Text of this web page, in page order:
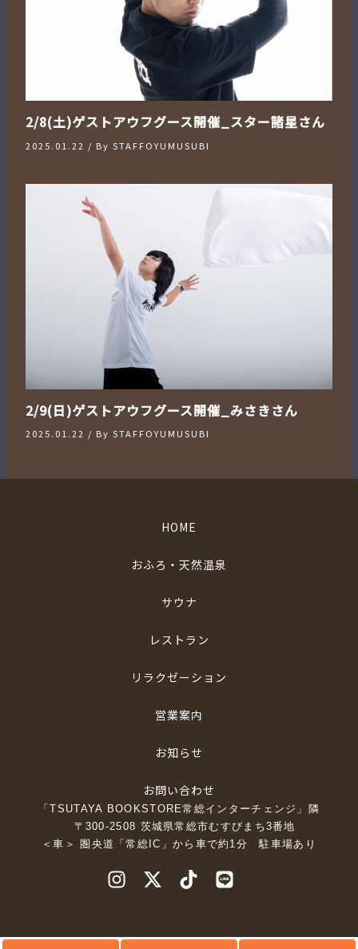
2/8(土)ゲストアウフグース開催_スター諸星さん
2025.01.22 / By STAFFOYUMUSUBI
2/9(日)ゲストアウフグース開催_みさきさん
2025.01.22 / By STAFFOYUMUSUBI
HOME
おふろ・天然温泉
サウナ
レストラン
リラクゼーション
営業案内
お知らせ
お問い合わせ
「TSUTAYA BOOKSTORE常総インターチェンジ」隣
〒300-2508 茨城県常総市むすびまち3番地
＜車＞ 圏央道「常総IC」から車で約1分 駐車場あり